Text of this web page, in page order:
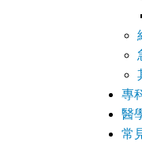
專
醫
常